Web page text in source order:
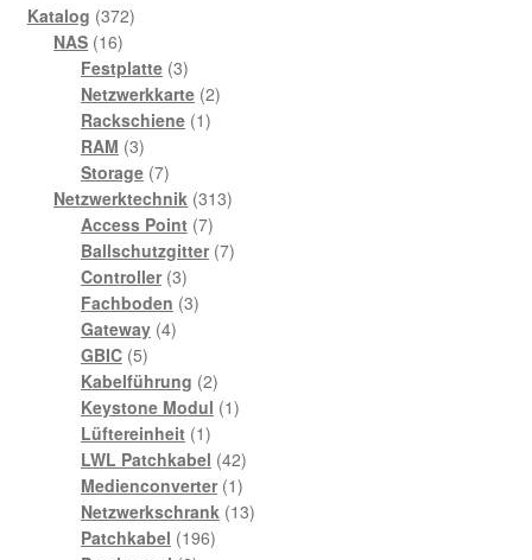
Katalog 372372
NAS 1616
Produkte
Festplatte 33
Produkte
Netzwerkkarte 22
Rackschiene 11
RAM 33
Produkte
Storage 77
Produkte
Netzwerktechnik 313313
Access Point 77
Produkte
Ballschutzgitter 77
Controller 33
Produkte
Fachboden 33
Gateway 44
GBIC 55
Produkte
Kabelführung 22
Produkte
Keystone Modul 11
Lüftereinheit 11
Produkt
LWL Patchkabel 4242
Produkte
Medienconverter 11
Produkt
Netzwerkschrank 1313
Patchkabel 196196